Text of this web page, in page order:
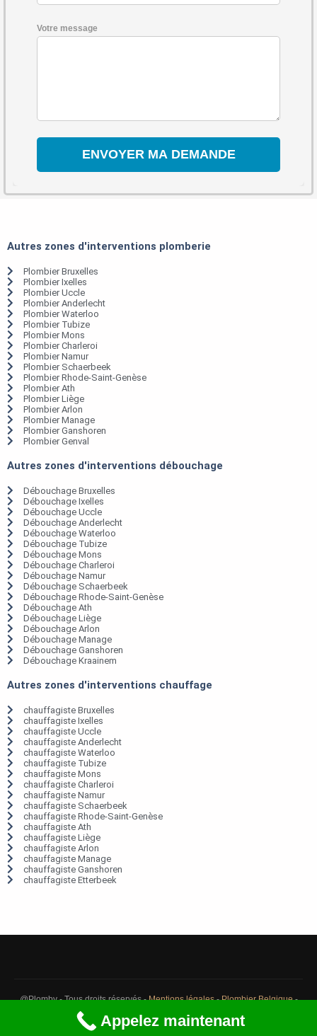
Votre message
Autres zones d'interventions plomberie
Plombier Bruxelles
Plombier Ixelles
Plombier Uccle
Plombier Anderlecht
Plombier Waterloo
Plombier Tubize
Plombier Mons
Plombier Charleroi
Plombier Namur
Plombier Schaerbeek
Plombier Rhode-Saint-Genèse
Plombier Ath
Plombier Liège
Plombier Arlon
Plombier Manage
Plombier Ganshoren
Plombier Genval
Autres zones d'interventions débouchage
Débouchage Bruxelles
Débouchage Ixelles
Débouchage Uccle
Débouchage Anderlecht
Débouchage Waterloo
Débouchage Tubize
Débouchage Mons
Débouchage Charleroi
Débouchage Namur
Débouchage Schaerbeek
Débouchage Rhode-Saint-Genèse
Débouchage Ath
Débouchage Liège
Débouchage Arlon
Débouchage Manage
Débouchage Ganshoren
Débouchage Kraainem
Autres zones d'interventions chauffage
chauffagiste Bruxelles
chauffagiste Ixelles
chauffagiste Uccle
chauffagiste Anderlecht
chauffagiste Waterloo
chauffagiste Tubize
chauffagiste Mons
chauffagiste Charleroi
chauffagiste Namur
chauffagiste Schaerbeek
chauffagiste Rhode-Saint-Genèse
chauffagiste Ath
chauffagiste Liège
chauffagiste Arlon
chauffagiste Manage
chauffagiste Ganshoren
chauffagiste Etterbeek
@Plomby - Tous droits réservés -Mentions légales-Plombier Belgique-
Débouchage Belgique
Appelez maintenant